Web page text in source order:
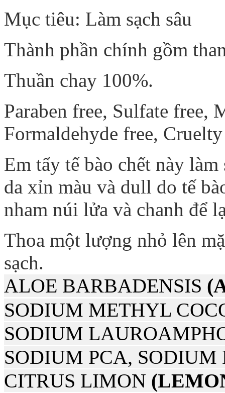
Mục tiêu: Làm sạch sâu
Thành phần chính gồm
Thuần chay 100%.
Paraben free, Sulfate free,
Formaldehyde free,
Em tẩy tế bào chết này
da xỉn màu và dull do tế
nham núi lửa và chanh để
Thoa một lượng nhỏ lên
sạch.
ALOE BARBADENSIS
SODIUM METHYL
SODIUM
SODIUM PCA,
CITRUS LIMON